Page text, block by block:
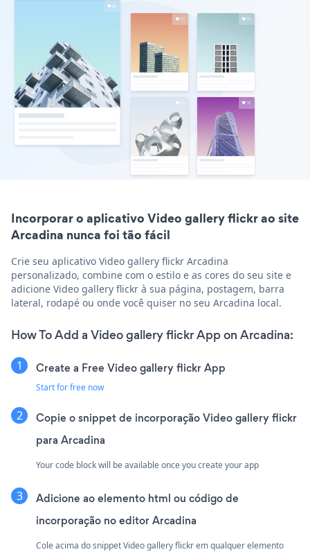
Incorporar o aplicativo Video gallery flickr ao site
Arcadina nunca foi tão fácil
Crie seu aplicativo Video gallery flickr Arcadina
personalizado, combine com o estilo e as cores do seu site e
adicione Video gallery flickr à sua página, postagem, barra
lateral, rodapé ou onde você quiser no seu Arcadina local.
How To Add a Video gallery flickr App on Arcadina:
Create a Free Video gallery flickr App
Start for free now
Copie o snippet de incorporação Video gallery flickr
para Arcadina
Your code block will be available once you create your app
Adicione ao elemento html ou código de
incorporação no editor Arcadina
Cole acima do snippet Video gallery flickr em qualquer elemento